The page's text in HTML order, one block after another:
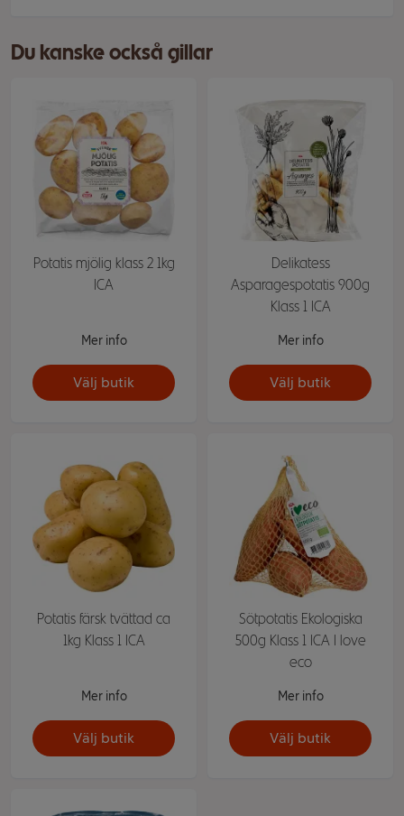
Du kanske också gillar
Potatis mjölig klass 2 1kg
ICA
Mer info
Välj butik
Delikatess
Asparagespotatis 900g
Klass 1 ICA
Mer info
Välj butik
Potatis färsk tvättad ca
1kg Klass 1 ICA
Mer info
Välj butik
Sötpotatis Ekologiska
500g Klass 1 ICA I love
eco
Mer info
Välj butik